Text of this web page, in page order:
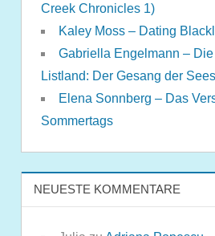
Creek Chronicles 1)
Kaley Moss – Dating
Gabriella Engelmann –
Listland: Der Gesang der
Elena Sonnberg – Das
Sommertags
NEUESTE KOMMENTARE